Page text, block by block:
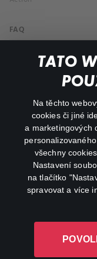
TATO
Na těchto
cookies či jiné
a marketingových
všechny
Nastavení
na tlačítko
spravovat a více
FAQ
My profile
facebook
L-1246 Luxembourg